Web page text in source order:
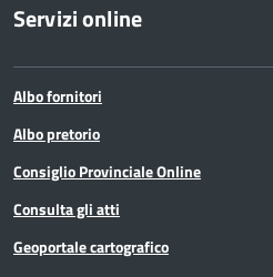
Servizi online
Albo fornitori
Albo pretorio
Consiglio Provinciale Online
Consulta gli atti
Geoportale cartografico